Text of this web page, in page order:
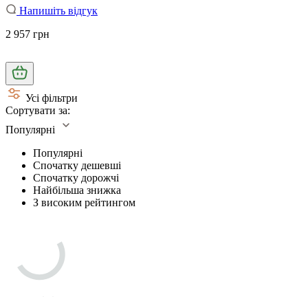
Напишіть відгук
2 957 грн
Усі фільтри
Сортувати за:
Популярні
Популярні
Спочатку дешевші
Спочатку дорожчі
Найбільша знижка
З високим рейтингом